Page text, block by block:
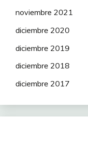
noviembre 2021
diciembre 2020
diciembre 2019
diciembre 2018
diciembre 2017